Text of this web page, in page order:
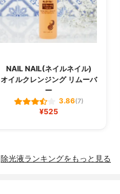
NAIL NAIL(ネイルネイル)
オイルクレンジング リムーバ
ー
3.86(7)
¥525
除光液ランキングをもっと見る